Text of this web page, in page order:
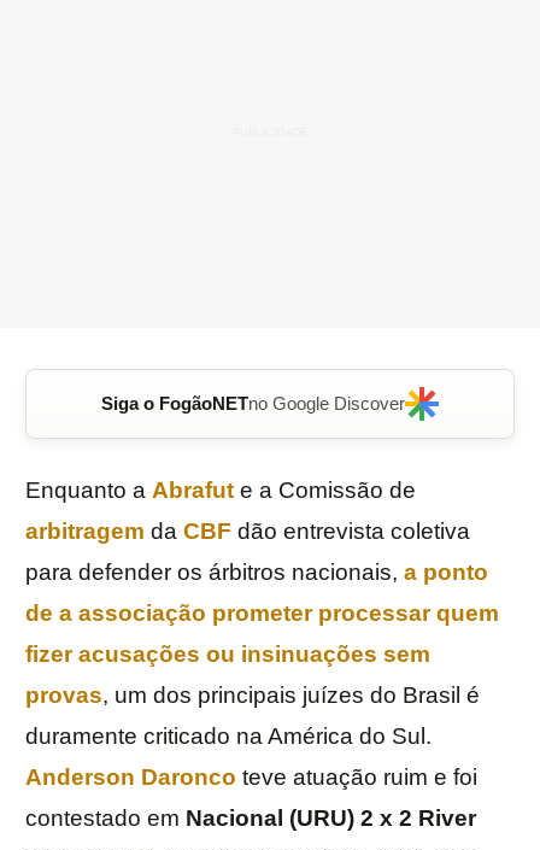
Siga o FogãoNETno Google Discover
Enquanto a Abrafut e a Comissão de
arbitragem da CBF dão entrevista coletiva
para defender os árbitros nacionais, a ponto
de a associação prometer processar quem
fizer acusações ou insinuações sem
provas, um dos principais juízes do Brasil é
duramente criticado na América do Sul.
Anderson Daronco teve atuação ruim e foi
contestado em Nacional (URU) 2 x 2 River